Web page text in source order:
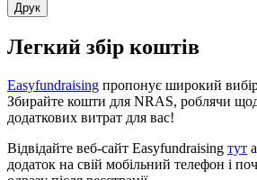
Друк
Легкий збір коштів
Easyfundraising пропонує широкий
Збирайте кошти для NRAS, роблячи
додаткових витрат для вас!
Відвідайте веб-сайт Easyfundraising тут
додаток на свій мобільний телефон і